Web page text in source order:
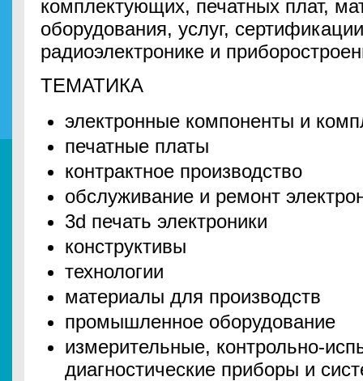
комплектующих, печатных плат,
оборудования, услуг,
радиоэлектронике и
ТЕМАТИКА
электронные компоненты и
печатные платы
контрактное производство
обслуживание и ремонт
3d печать электроники
конструктивы
технологии
материалы для производств
промышленное оборудование
измерительные, контрольно-
диагностические приборы и